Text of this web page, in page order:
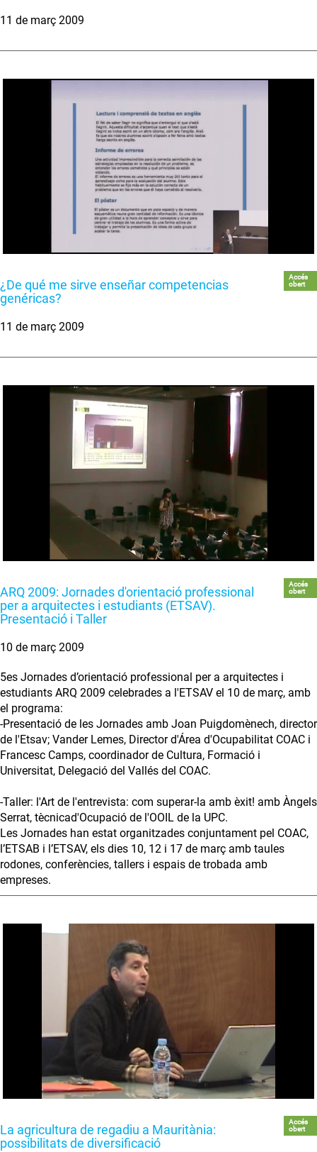
11 de març 2009
¿De qué me sirve enseñar competencias
genéricas?
Accés
obert
11 de març 2009
ARQ 2009: Jornades d'orientació professional
per a arquitectes i estudiants (ETSAV).
Presentació i Taller
Accés
obert
10 de març 2009
5es Jornades d’orientació professional per a arquitectes i
estudiants ARQ 2009 celebrades a l'ETSAV el 10 de març, amb
el programa:
-Presentació de les Jornades amb Joan Puigdomènech, director
de l'Etsav; Vander Lemes, Director d'Área d'Ocupabilitat COAC i
Francesc Camps, coordinador de Cultura, Formació i
Universitat, Delegació del Vallés del COAC.
-Taller: l'Art de l'entrevista: com superar-la amb èxit! amb Àngels
Serrat, tècnicad'Ocupació de l'OOIL de la UPC.
Les Jornades han estat organitzades conjuntament pel COAC,
l’ETSAB i l’ETSAV, els dies 10, 12 i 17 de març amb taules
rodones, conferències, tallers i espais de trobada amb
empreses.
La agricultura de regadiu a Mauritània:
possibilitats de diversificació
Accés
obert